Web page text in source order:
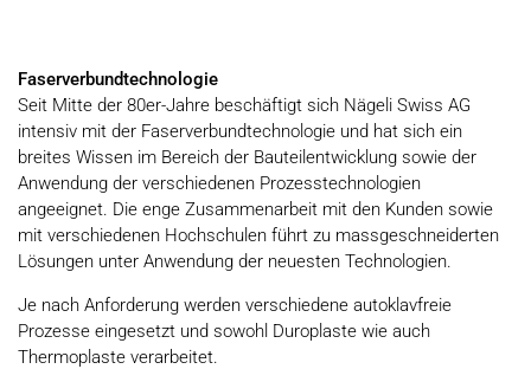
Faserverbundtechnologie
Seit Mitte der 80er-Jahre beschäftigt sich Nägeli Swiss AG
intensiv mit der Faserverbund­technologie und hat sich ein
breites Wissen im Bereich der Bauteilentwicklung sowie der
Anwendung der verschiedenen Prozesstechnologien
angeeignet. Die enge Zusammenarbeit mit den Kunden sowie
mit verschiedenen Hochschulen führt zu massgeschnei­derten
Lösungen unter Anwendung der neuesten Technologien.
Je nach Anforderung werden verschiedene autoklavfreie
Prozesse eingesetzt und sowohl Duro­plaste wie auch
Thermoplaste verarbeitet.